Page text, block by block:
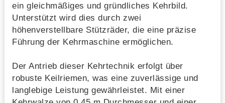
ein gleichmäßiges und gründliches Kehrbild.
Unterstützt wird dies durch zwei
höhenverstellbare Stützräder, die eine präzise
Führung der Kehrmaschine ermöglichen.
Der Antrieb dieser Kehrtechnik erfolgt über
robuste Keilriemen, was eine zuverlässige und
langlebige Leistung gewährleistet. Mit einer